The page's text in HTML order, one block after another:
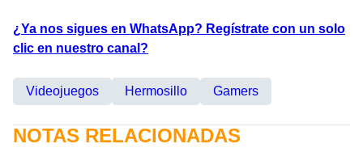
¿Ya nos sigues en WhatsApp? Regístrate con un solo
clic en nuestro canal?
Videojuegos Hermosillo Gamers
NOTAS RELACIONADAS